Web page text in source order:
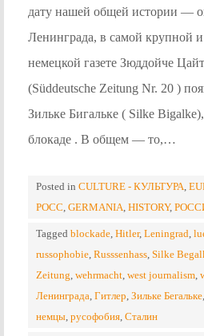
дату нашей общей истории —
Ленинграда, в самой крупной
немецкой газете Зюддойче
(Süddeutsche Zeitung Nr. 20 )
Зильке Бигальке ( Silke
блокаде . В общем — то,…
Posted in CULTURE - КУЛЬТУРА,
POCC, GERMANIA, HISTORY,
Tagged blockade, Hitler, Leningrad,
russophobie, Russsenhass, Silke
Zeitung, wehrmacht, west journalism,
Ленинграда, Гитлер, Зильке Бегальке,
немцы, русофобия, Сталин